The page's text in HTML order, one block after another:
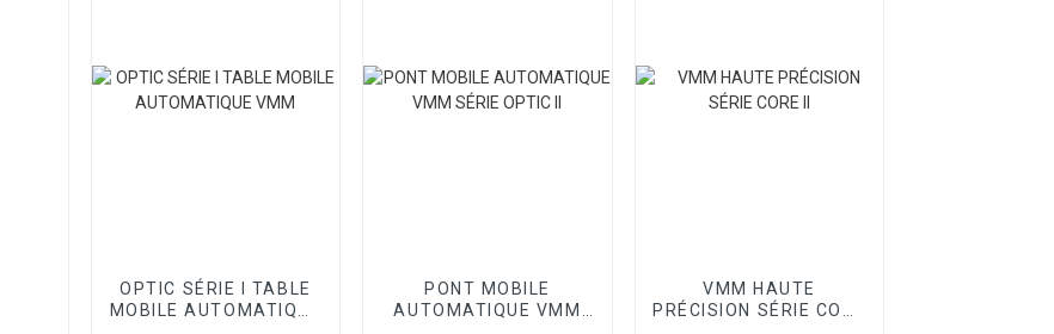
OPTIC SÉRIE I TABLE
MOBILE AUTOMATIQUE
PONT MOBILE
AUTOMATIQUE VMM
VMM HAUTE
PRÉCISION SÉRIE CORE